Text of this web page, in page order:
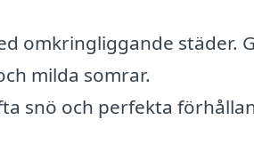
omkringliggande städer.
milda somrar.
snö och perfekta